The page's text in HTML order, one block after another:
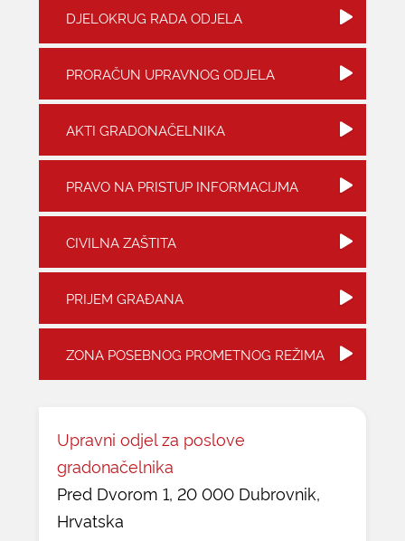
KONTAKTI
DJELOKRUG RADA ODJELA
PRORAČUN UPRAVNOG ODJELA
AKTI GRADONAČELNIKA
PRAVO NA PRISTUP INFORMACIJMA
CIVILNA ZAŠTITA
PRIJEM GRAĐANA
ZONA POSEBNOG PROMETNOG REŽIMA
Upravni odjel za poslove
gradonačelnika
Pred Dvorom 1, 20 000 Dubrovnik,
Hrvatska